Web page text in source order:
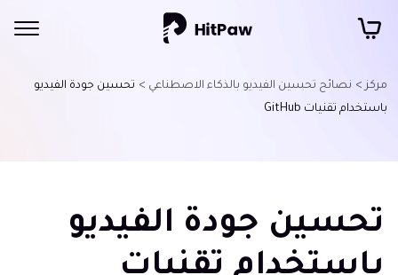
مركز > نصائح تحسين الفيديو بالذكاء الاصطناعي > تحسين جودة الفيديو
باستخدام تقنيات GitHub
تقنيات
الاصطناعي
مكبرات
تحسين جودة الفيديو
باستخدام تقنيات